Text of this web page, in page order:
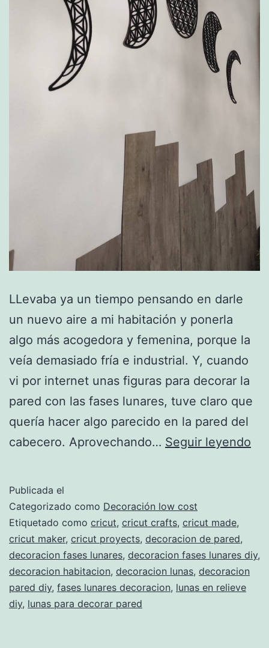
LLevaba ya un tiempo pensando en darle
un nuevo aire a mi habitación y ponerla
algo más acogedora y femenina, porque la
veía demasiado fría e industrial. Y, cuando
vi por internet unas figuras para decorar la
pared con las fases lunares, tuve claro que
quería hacer algo parecido en la pared del
cabecero. Aprovechando… Seguir leyendo
Publicada el
Categorizado como Decoración low cost
Etiquetado como cricut, cricut crafts, cricut made,
cricut maker, cricut proyects, decoracion de pared,
decoracion fases lunares, decoracion fases lunares diy,
decoracion habitacion, decoracion lunas, decoracion
pared diy, fases lunares decoracion, lunas en relieve
diy, lunas para decorar pared